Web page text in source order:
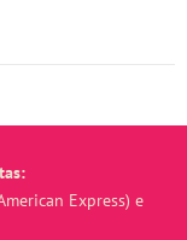
Express) e